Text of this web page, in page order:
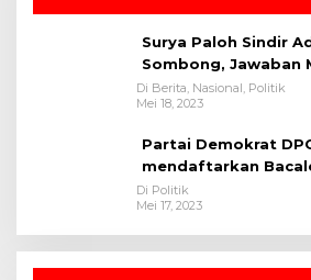
Surya Paloh Sindir
Sombong, Jawaban
Di Berita, Nasional, Politik
Mei 18, 2023
Partai Demokrat
mendaftarkan
Di Politik
Mei 17, 2023